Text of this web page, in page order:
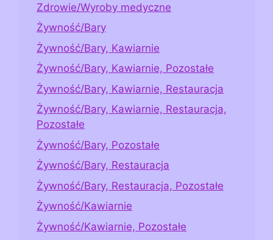
Zdrowie/Wyroby medyczne
Żywność/Bary
Żywność/Bary, Kawiarnie
Żywność/Bary, Kawiarnie, Pozostałe
Żywność/Bary, Kawiarnie, Restauracja
Żywność/Bary, Kawiarnie, Restauracja,
Pozostałe
Żywność/Bary, Pozostałe
Żywność/Bary, Restauracja
Żywność/Bary, Restauracja, Pozostałe
Żywność/Kawiarnie
Żywność/Kawiarnie, Pozostałe